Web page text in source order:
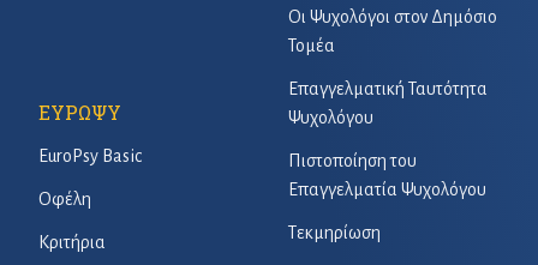
Οι Ψυχολόγοι στον Δημόσιο
Τομέα
Επαγγελματική Ταυτότητα
Ψυχολόγου
Πιστοποίηση του
Επαγγελματία Ψυχολόγου
Τεκμηρίωση
ΕΥΡΩΨΥ
EuroPsy Basic
Οφέλη
Κριτήρια